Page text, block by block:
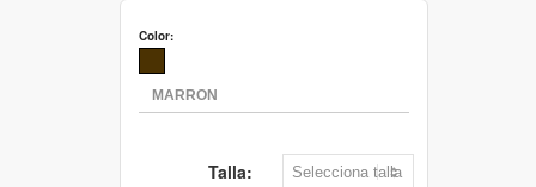
Color:
Talla: